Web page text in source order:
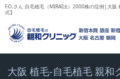
F.O.さん 自毛植毛（MIRAI法）2000株の症例|大
式】
大阪 植毛-自毛植毛 親